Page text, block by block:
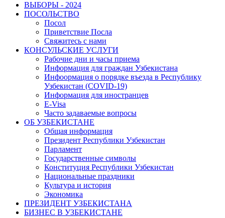
ВЫБОРЫ - 2024
ПОСОЛЬСТВО
Посол
Приветствие Посла
Свяжитесь с нами
КОНСУЛЬСКИЕ УСЛУГИ
Рабочие дни и часы приема
Информация для граждан Узбекистана
Инфоормация о порядке въезда в Республику
Узбекистан (COVID-19)
Информация для иностранцев
E-Visa
Часто задаваемые вопросы
ОБ УЗБЕКИСТАНЕ
Общая информация
Президент Республики Узбекистан
Парламент
Государственные символы
Конституция Республики Узбекистан
Национальные праздники
Культура и история
Экономика
ПРЕЗИДЕНТ УЗБЕКИСТАНА
БИЗНЕС В УЗБЕКИСТАНЕ